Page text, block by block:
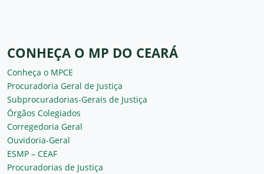
CONHEÇA O MP DO CEARÁ
Conheça o MPCE
Procuradoria Geral de Justiça
Subprocuradorias-Gerais de Justiça
Órgãos Colegiados
Corregedoria Geral
Ouvidoria-Geral
ESMP – CEAF
Procuradorias de Justiça